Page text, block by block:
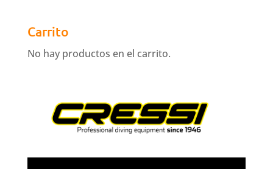
Carrito
No hay productos en el carrito.